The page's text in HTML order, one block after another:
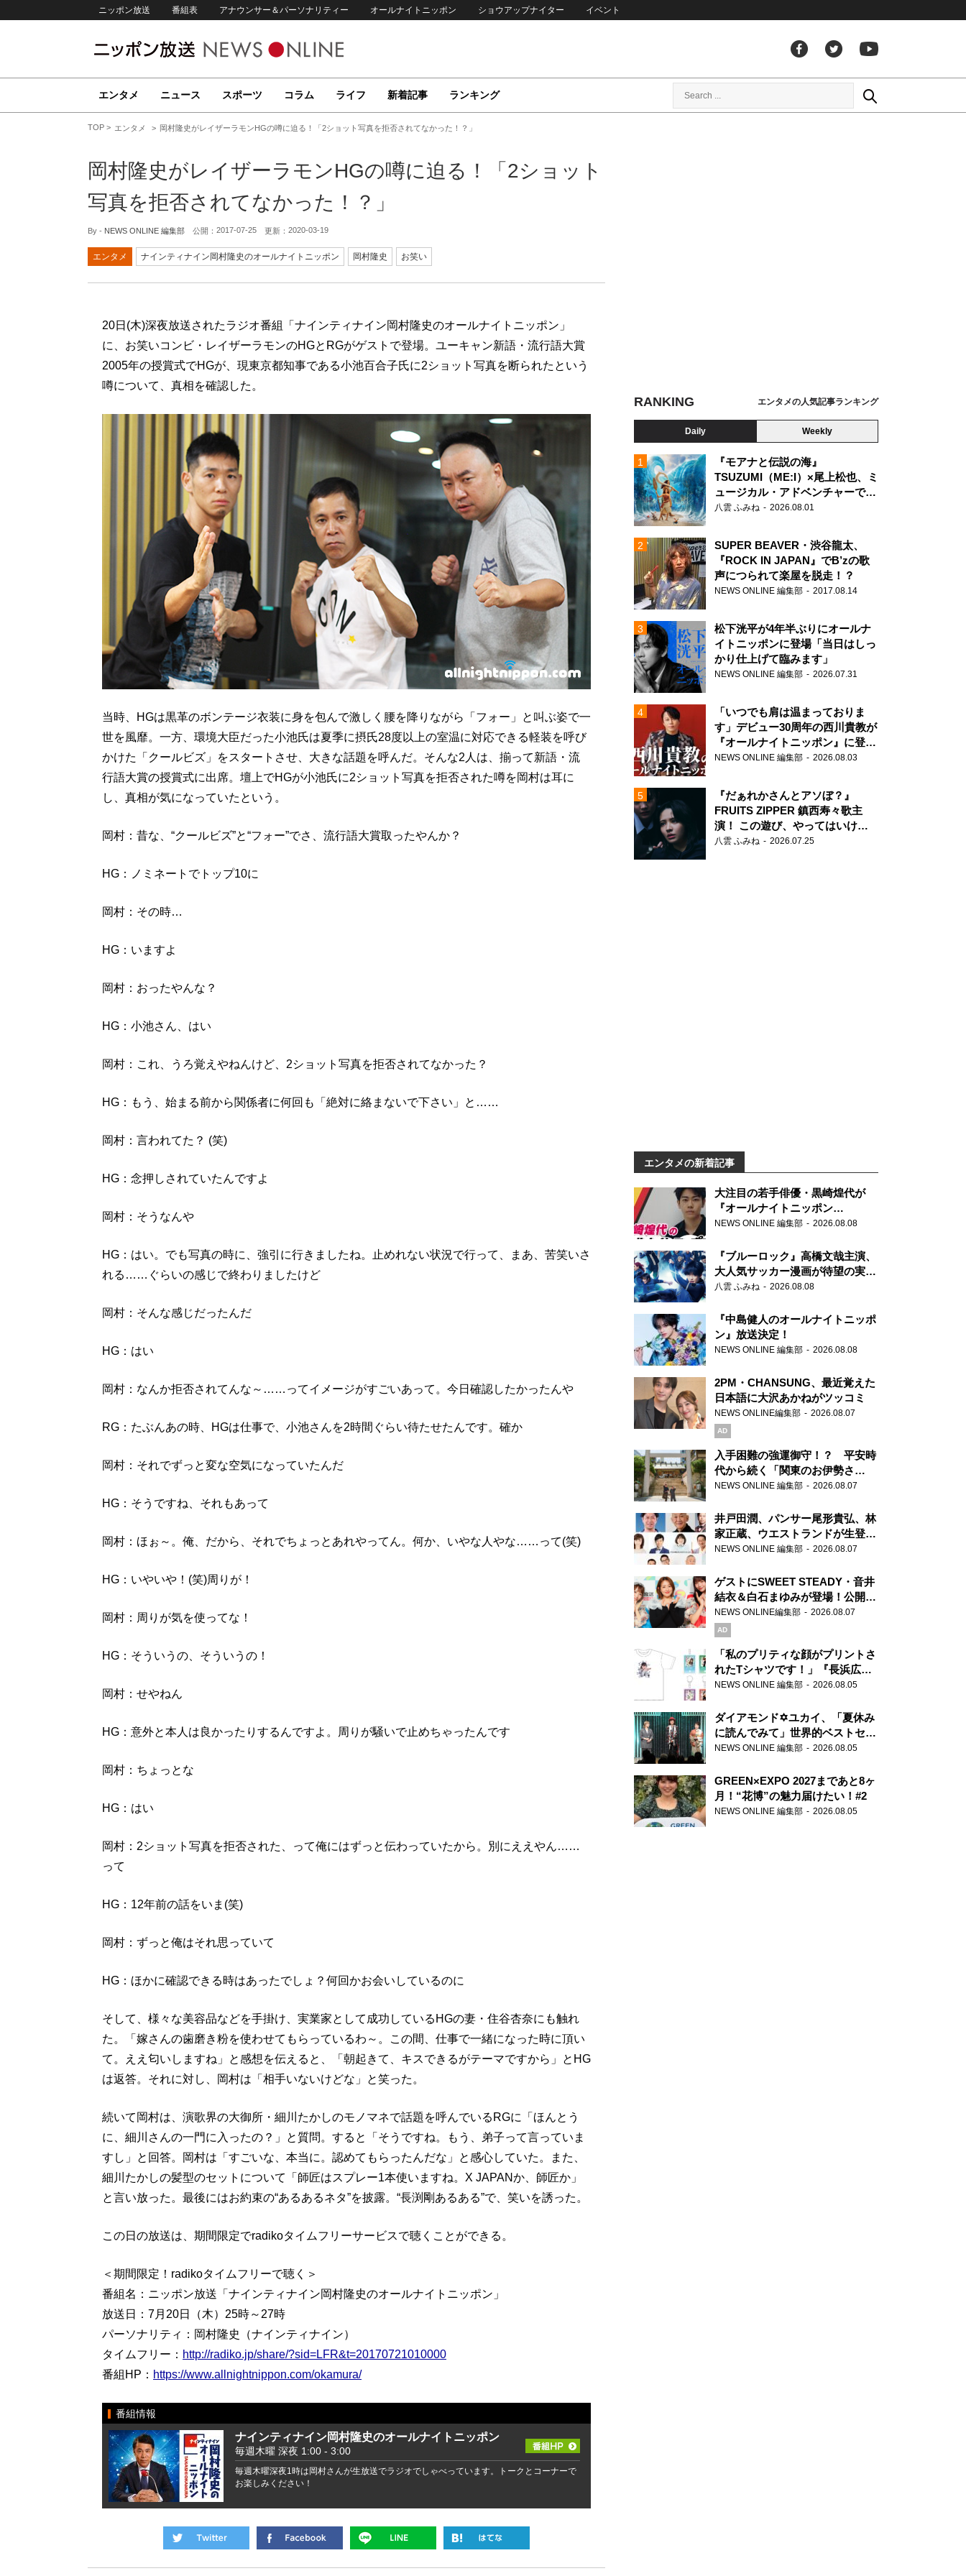
ニッポン放送 番組表 アナウンサー＆パーソナリティー オールナイトニッポン ショウアップナイター イベント
エンタメ ニュース スポーツ コラム ライフ 新着記事 ランキング
TOP エンタメ 岡村隆史がレイザーラモンHGの噂に迫る！「2ショット写真を拒否されてなかった！？」
岡村隆史がレイザーラモンHGの噂に迫る！「2ショット
写真を拒否されてなかった！？」
By - NEWS ONLINE 編集部 公開： 2017-07-25 更新： 2020-03-19
エンタメ ナインティナイン岡村隆史のオールナイトニッポン 岡村隆史 お笑い
20日(木)深夜放送されたラジオ番組「ナインティナイン岡村隆史のオールナイトニッポン」
に、お笑いコンビ・レイザーラモンのHGとRGがゲストで登場。ユーキャン新語・流行語大賞
2005年の授賞式でHGが、現東京都知事である小池百合子氏に2ショット写真を断られたという
噂について、真相を確認した。
当時、HGは黒革のボンテージ衣装に身を包んで激しく腰を降りながら「フォー」と叫ぶ姿で一
世を風靡。一方、環境大臣だった小池氏は夏季に摂氏28度以上の室温に対応できる軽装を呼び
かけた「クールビズ」をスタートさせ、大きな話題を呼んだ。そんな2人は、揃って新語・流
行語大賞の授賞式に出席。壇上でHGが小池氏に2ショット写真を拒否された噂を岡村は耳に
し、真相が気になっていたという。
岡村：昔な、“クールビズ”と“フォー”でさ、流行語大賞取ったやんか？
HG：ノミネートでトップ10に
岡村：その時…
HG：いますよ
岡村：おったやんな？
HG：小池さん、はい
岡村：これ、うろ覚えやねんけど、2ショット写真を拒否されてなかった？
HG：もう、始まる前から関係者に何回も「絶対に絡まないで下さい」と……
岡村：言われてた？ (笑)
HG：念押しされていたんですよ
岡村：そうなんや
HG：はい。でも写真の時に、強引に行きましたね。止めれない状況で行って、まあ、苦笑いさ
れる……ぐらいの感じで終わりましたけど
岡村：そんな感じだったんだ
HG：はい
岡村：なんか拒否されてんな～……ってイメージがすごいあって。今日確認したかったんや
RG：たぶんあの時、HGは仕事で、小池さんを2時間ぐらい待たせたんです。確か
岡村：それでずっと変な空気になっていたんだ
HG：そうですね、それもあって
岡村：ほぉ～。俺、だから、それでちょっとあれやってん。何か、いやな人やな……って(笑)
HG：いやいや！(笑)周りが！
岡村：周りが気を使ってな！
HG：そういうの、そういうの！
岡村：せやねん
HG：意外と本人は良かったりするんですよ。周りが騒いで止めちゃったんです
岡村：ちょっとな
HG：はい
岡村：2ショット写真を拒否された、って俺にはずっと伝わっていたから。別にええやん……
って
HG：12年前の話をいま(笑)
岡村：ずっと俺はそれ思っていて
HG：ほかに確認できる時はあったでしょ？何回かお会いしているのに
そして、様々な美容品などを手掛け、実業家として成功しているHGの妻・住谷杏奈にも触れ
た。「嫁さんの歯磨き粉を使わせてもらっているわ～。この間、仕事で一緒になった時に頂い
て。ええ匂いしますね」と感想を伝えると、「朝起きて、キスできるがテーマですから」とHG
は返答。それに対し、岡村は「相手いないけどな」と笑った。
続いて岡村は、演歌界の大御所・細川たかしのモノマネで話題を呼んでいるRGに「ほんとう
に、細川さんの一門に入ったの？」と質問。すると「そうですね。もう、弟子って言っていま
すし」と回答。岡村は「すごいな、本当に。認めてもらったんだな」と感心していた。また、
細川たかしの髪型のセットについて「師匠はスプレー1本使いますね。X JAPANか、師匠か」
と言い放った。最後にはお約束の“あるあるネタ”を披露。“長渕剛あるある”で、笑いを誘った。
この日の放送は、期間限定でradikoタイムフリーサービスで聴くことができる。
＜期間限定！radikoタイムフリーで聴く＞
番組名：ニッポン放送「ナインティナイン岡村隆史のオールナイトニッポン」
放送日：7月20日（木）25時～27時
パーソナリティ：岡村隆史（ナインティナイン）
タイムフリー： http://radiko.jp/share/?sid=LFR&t=20170721010000
番組HP： https://www.allnightnippon.com/okamura/
番組情報
ナインティナイン岡村隆史のオールナイトニッポン
毎週木曜 深夜 1:00 - 3:00
毎週木曜深夜1時は岡村さんが生放送でラジオでしゃべっています。トークとコーナーで
お楽しみください！
RANKING エンタメの人気記事ランキング
Daily Weekly
『モアナと伝説の海』
TSUZUMI（ME:I）×尾上松也、ミ
ュージカル・アドベンチャーで美
声を響かせる
八雲 ふみね 2026.08.01
SUPER BEAVER・渋谷龍太、
『ROCK IN JAPAN』でB’zの歌
声につられて楽屋を脱走！？
NEWS ONLINE 編集部 2017.08.14
松下洸平が4年半ぶりにオールナ
イトニッポンに登場「当日はしっ
かり仕上げて臨みます」
NEWS ONLINE 編集部 2026.07.31
「いつでも肩は温まっておりま
す」デビュー30周年の西川貴教が
『オールナイトニッポン』に登
場！
NEWS ONLINE 編集部 2026.08.03
『だぁれかさんとアソぼ？』
FRUITS ZIPPER 鎮西寿々歌主
演！ この遊び、やってはいけま
せん。
八雲 ふみね 2026.07.25
エンタメの新着記事
大注目の若手俳優・黒崎煌代が
『オールナイトニッポン
0(ZERO)』に初登場「今からとて
NEWS ONLINE 編集部 2026.08.08
『ブルーロック』高橋文哉主演、
大人気サッカー漫画が待望の実写
映画に
八雲 ふみね 2026.08.08
『中島健人のオールナイトニッポ
ン』放送決定！
NEWS ONLINE 編集部 2026.08.08
2PM・CHANSUNG、最近覚えた
日本語に大沢あかねがツッコミ
NEWS ONLINE編集部 2026.08.07
AD
入手困難の強運御守！？ 平安時
代から続く「関東のお伊勢さ
ま」、芝大神宮にてランパンプス
NEWS ONLINE 編集部 2026.08.07
井戸田潤、パンサー尾形貴弘、林
家正蔵、ウエストランドが生登
場！『ラジオビバリー昼ズ』
NEWS ONLINE 編集部 2026.08.07
ゲストにSWEET STEADY・音井
結衣＆白石まゆみが登場！公開収
録で素顔全開！
NEWS ONLINE編集部 2026.08.07
AD
「私のプリティな顔がプリントさ
れたTシャツです！」『長浜広奈
天下無双』初の番組グッズ発売
NEWS ONLINE 編集部 2026.08.05
ダイアモンド✡ユカイ、「夏休み
に読んでみて」世界的ベストセラ
ー『アナスタシア』を紹介
NEWS ONLINE 編集部 2026.08.05
GREEN×EXPO 2027まであと8ヶ
月！“花博”の魅力届けたい！#2
NEWS ONLINE 編集部 2026.08.05